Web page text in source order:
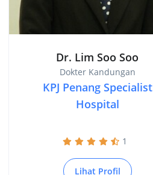
Dr. Lim Soo Soo
Dokter Kandungan
KPJ Penang Specialist
Hospital
1
Lihat Profil